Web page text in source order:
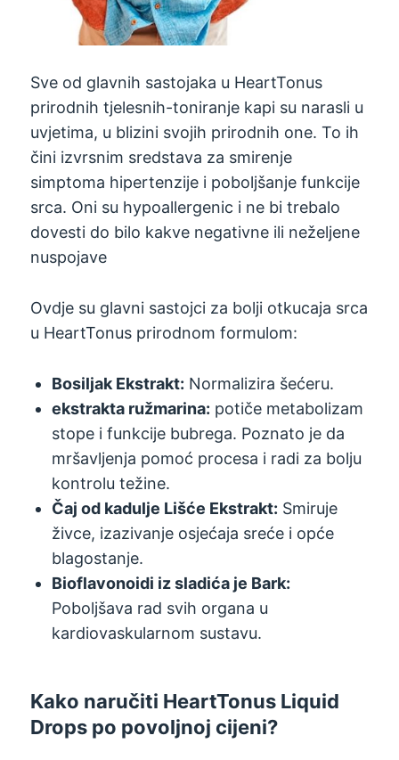
Sve od glavnih sastojaka u HeartTonus
prirodnih tjelesnih-toniranje kapi su narasli u
uvjetima, u blizini svojih prirodnih one. To ih
čini izvrsnim sredstava za smirenje
simptoma hipertenzije i poboljšanje funkcije
srca. Oni su hypoallergenic i ne bi trebalo
dovesti do bilo kakve negativne ili neželjene
nuspojave
Ovdje su glavni sastojci za bolji otkucaja srca
u HeartTonus prirodnom formulom:
Bosiljak Ekstrakt: Normalizira šećeru.
ekstrakta ružmarina: potiče metabolizam
stope i funkcije bubrega. Poznato je da
mršavljenja pomoć procesa i radi za bolju
kontrolu težine.
Čaj od kadulje Lišće Ekstrakt: Smiruje
živce, izazivanje osjećaja sreće i opće
blagostanje.
Bioflavonoidi iz sladića je Bark:
Poboljšava rad svih organa u
kardiovaskularnom sustavu.
Kako naručiti HeartTonus Liquid
Drops po povoljnoj cijeni?